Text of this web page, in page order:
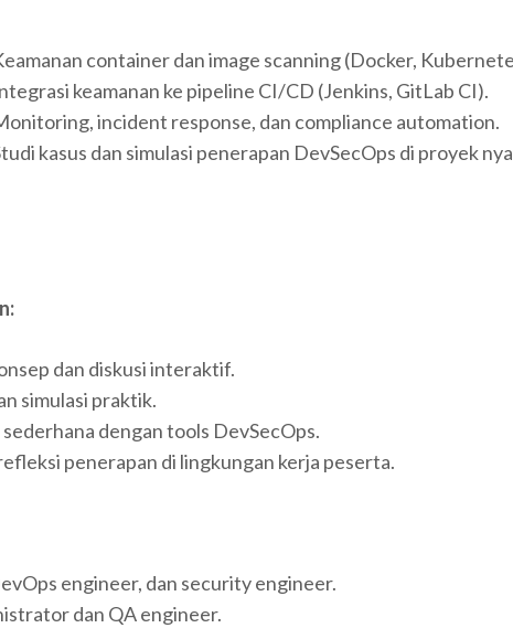
container dan image scanning (Docker,
keamanan ke pipeline CI/CD (Jenkins, GitLab CI).
incident response, dan compliance automation.
kasus dan simulasi penerapan DevSecOps di proyek
dan diskusi interaktif.
simulasi praktik.
dengan tools DevSecOps.
penerapan di lingkungan kerja peserta.
engineer, dan security engineer.
dan QA engineer.